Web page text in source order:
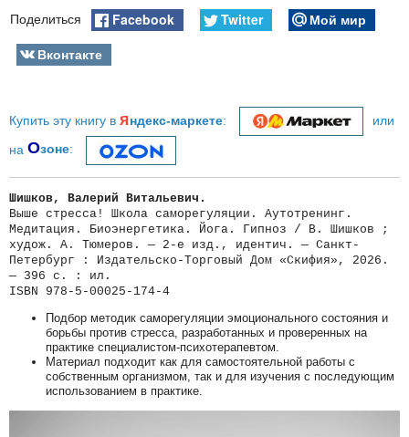
Поделиться Facebook Twitter
Мой мир
Вконтакте
Купить эту книгу в яндекс-маркете: или
на Озоне:
Шишков, Валерий Витальевич.
Выше стресса! Школа саморегуляции. Аутотренинг.
Медитация. Биоэнергетика. Йога. Гипноз / В. Шишков ;
худож. А. Тюмеров. — 2-е изд., идентич. — Санкт-
Петербург : Издательско-Торговый Дом «Скифия», 2026.
— 396 с. : ил.
ISBN 978-5-00025-174-4
Подбор методик саморегуляции эмоционального состояния и
борьбы против стресса, разработанных и проверенных на
практике специалистом-психотерапевтом.
Материал подходит как для самостоятельной работы с
собственным организмом, так и для изучения с последующим
использованием в практике.